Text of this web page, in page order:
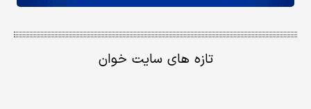
تازه های سایت خوان